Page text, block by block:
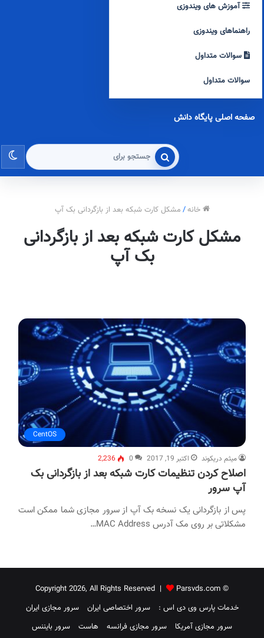
آموزش های ویندوزی
راهنماهای ویندوزی
سوالات متداول
سوالات متداول
صفحه اصلی پایگاه دانش
جستجو
برای
خانه/ مشکل کارت شبکه بعد از بازگردانی بک آپ
مشکل کارت شبکه بعد از بازگردانی
بک آپ
CentOS
میثم دریکوند اکتبر 19, 2017 0
2,236
اصلاح کردن تنظیمات کارت شبکه بعد از بازگردانی بک
آپ سرور
پس از بازگردانی یک نسخه بک آپ از سرور مجازی شما ممکن است
مشکلاتی بر روی مک آدرس MAC Address…
© Copyright 2026, All Rights Reserved |
Parsvds.com
خدمات پارس وی دی اس :
سرور اختصاصی ایران
سرور مجازی ایران
سرور مجازی آمریکا
سرور مجازی فرانسه هاست سرور بایننس